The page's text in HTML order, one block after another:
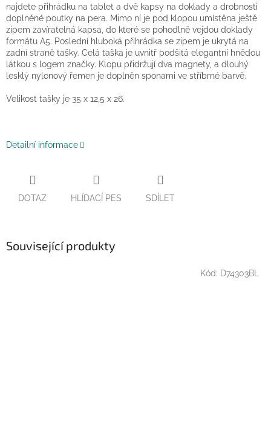
najdete přihrádku na tablet a dvě kapsy na doklady a drobnosti
doplněné poutky na pera. Mimo ní je pod klopou umístěna ještě
zipem zavíratelná kapsa, do které se pohodlně vejdou doklady
formátu A5. Poslední hluboká přihrádka se zipem je ukrytá na
zadní straně tašky. Celá taška je uvnitř podšitá elegantní hnědou
látkou s logem značky. Klopu přidržují dva magnety, a dlouhý
lesklý nylonový řemen je doplněn sponami ve stříbrné barvě.
Velikost tašky je 35 x 12,5 x 26.
Detailní informace
DOTAZ HLÍDACÍ PES SDÍLET
Související produkty
Kód: D74303BL